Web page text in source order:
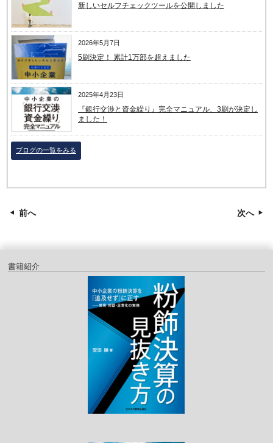
新しいセルフチェックツールを公開しました
2026年5月7日
5刷決定！ 累計1万部を超えました
2025年4月23日
『銀行交渉と資金繰り』完全マニュアル、3刷が決定し
ました！
ブログの一覧をみる
前へ 次へ
書籍紹介